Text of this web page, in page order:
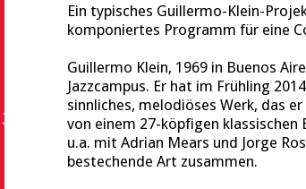
Ein typisches Guillermo-Klein-
komponiertes Programm für eine
Guillermo Klein, 1969 in Buenos
Jazzcampus. Er hat im Frühling
sinnliches, melodiöses Werk, das
von einem 27-köpfigen
u.a. mit Adrian Mears und Jorge
bestechende Art zusammen.